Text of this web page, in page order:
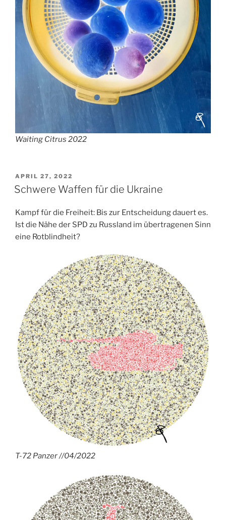
Waiting Citrus 2022
VERÖFFENTLICHT
AM
APRIL 27, 2022
Schwere Waffen für die Ukraine
Kampf für die Freiheit: Bis zur Entscheidung dauert es.
Ist die Nähe der SPD zu Russland im übertragenen Sinn
eine Rotblindheit?
T-72 Panzer //04/2022